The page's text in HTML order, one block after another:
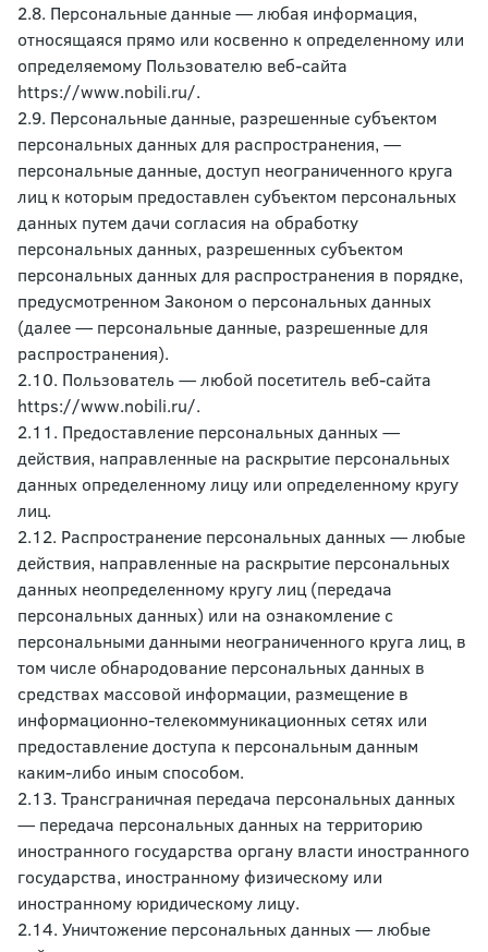
2.8. Персональные данные — любая информация,
относящаяся прямо или косвенно к определенному или
определяемому Пользователю веб-сайта
https://www.nobili.ru/.
2.9. Персональные данные, разрешенные субъектом
персональных данных для распространения, —
персональные данные, доступ неограниченного круга
лиц к которым предоставлен субъектом персональных
данных путем дачи согласия на обработку
персональных данных, разрешенных субъектом
персональных данных для распространения в порядке,
предусмотренном Законом о персональных данных
(далее — персональные данные, разрешенные для
распространения).
2.10. Пользователь — любой посетитель веб-сайта
https://www.nobili.ru/.
2.11. Предоставление персональных данных —
действия, направленные на раскрытие персональных
данных определенному лицу или определенному кругу
лиц.
2.12. Распространение персональных данных — любые
действия, направленные на раскрытие персональных
данных неопределенному кругу лиц (передача
персональных данных) или на ознакомление с
персональными данными неограниченного круга лиц, в
том числе обнародование персональных данных в
средствах массовой информации, размещение в
информационно-телекоммуникационных сетях или
предоставление доступа к персональным данным
каким-либо иным способом.
2.13. Трансграничная передача персональных данных
— передача персональных данных на территорию
иностранного государства органу власти иностранного
государства, иностранному физическому или
иностранному юридическому лицу.
2.14. Уничтожение персональных данных — любые